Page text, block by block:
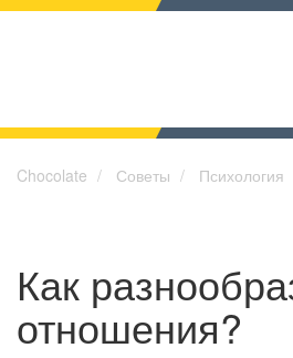
Chocolate Советы Психология
Как
отношения?